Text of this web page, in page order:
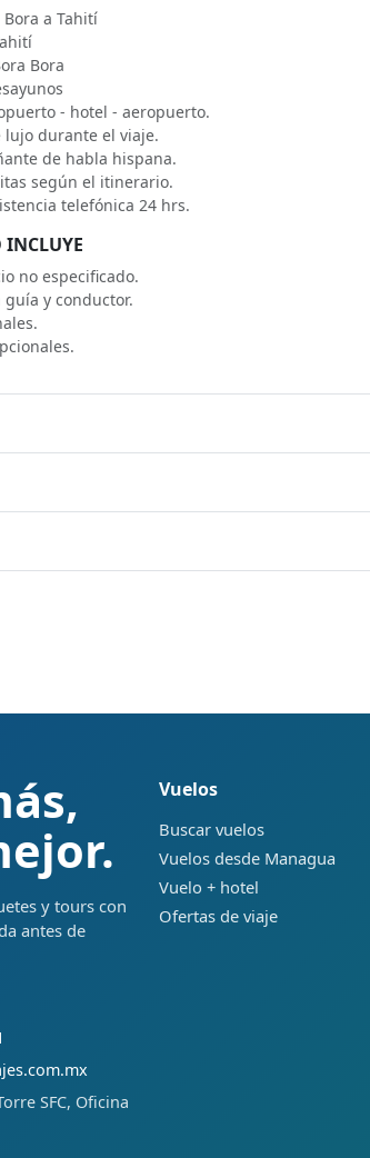
a Tahití
Bora
- hotel - aeropuerto.
lujo durante el viaje.
de habla hispana.
según el itinerario.
telefónica 24 hrs.
INCLUYE
no especificado.
y conductor.
y tours con
antes de
SFC, Oficina
Vuelos
Buscar vuelos
Vuelos desde Managua
Vuelo + hotel
Ofertas de viaje